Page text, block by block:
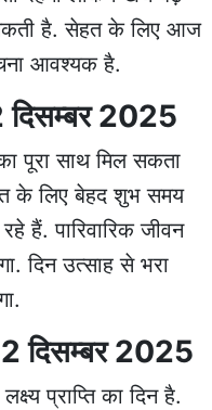
है. सेहत के लिए आज
आवश्यक है.
2025
पूरा साथ मिल सकता
के लिए बेहद शुभ समय
हैं. पारिवारिक जीवन
दिन उत्साह से भरा
दिसम्बर 2025
प्राप्ति का दिन है.